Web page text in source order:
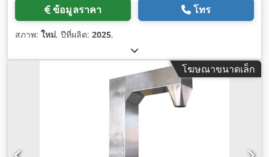
ข้อมูลราคา โทร
สภาพ: ใหม่, ปีที่ผลิต: 2025,
โฆษณาขนาดเล็ก